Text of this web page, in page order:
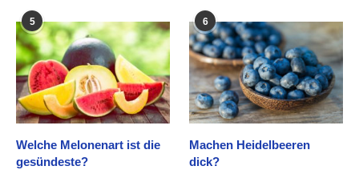
5
Welche Melonenart ist die
gesündeste?
6
Machen Heidelbeeren
dick?